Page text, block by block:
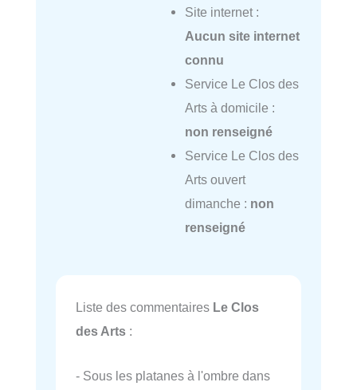
Site internet :
Aucun site internet
connu
Service Le Clos des
Arts à domicile :
non renseigné
Service Le Clos des
Arts ouvert
dimanche : non
renseigné
Liste des commentaires Le Clos
des Arts :
- Sous les platanes à l'ombre dans